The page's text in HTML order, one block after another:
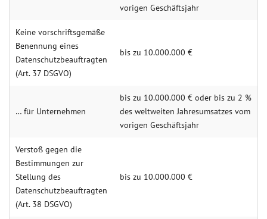
vorigen Geschäftsjahr
Keine vorschriftsgemäße
Benennung eines
Datenschutzbeauftragten
(Art. 37 DSGVO)
bis zu 10.000.000 €
… für Unternehmen
bis zu 10.000.000 € oder bis zu 2 %
des weltweiten Jahresumsatzes vom
vorigen Geschäftsjahr
Verstoß gegen die
Bestimmungen zur
Stellung des
Datenschutzbeauftragten
(Art. 38 DSGVO)
bis zu 10.000.000 €